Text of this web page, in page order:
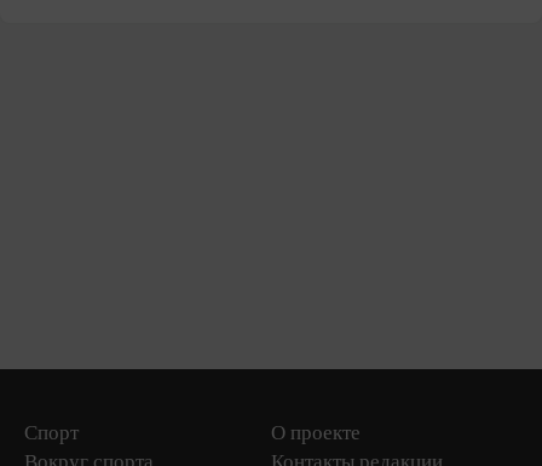
Спорт
Вокруг спорта
О проекте
Контакты редакции